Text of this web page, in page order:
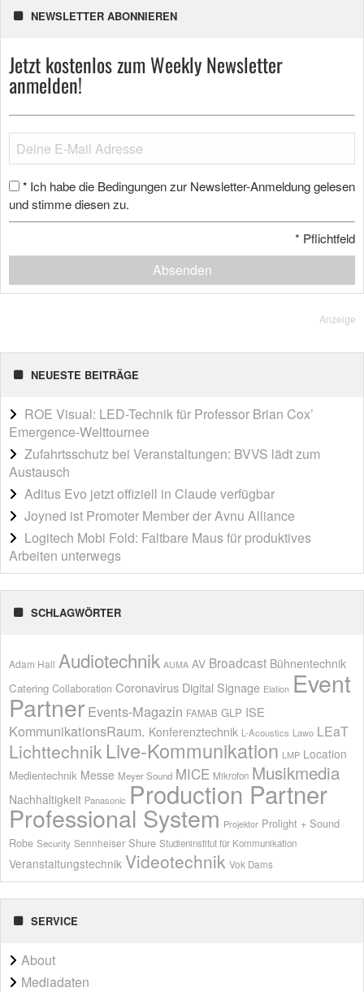
NEWSLETTER ABONNIEREN
Jetzt kostenlos zum Weekly Newsletter
anmelden!
* Ich habe die Bedingungen zur Newsletter-Anmeldung gelesen
und stimme diesen zu.
* Pflichtfeld
Absenden
Anzeige
NEUESTE BEITRÄGE
ROE Visual: LED-Technik für Professor Brian Cox’
Emergence-Welttournee
Zufahrtsschutz bei Veranstaltungen: BVVS lädt zum
Austausch
Aditus Evo jetzt offiziell in Claude verfügbar
Joyned ist Promoter Member der Avnu Alliance
Logitech Mobi Fold: Faltbare Maus für produktives
Arbeiten unterwegs
SCHLAGWÖRTER
Adam Hall Audiotechnik AUMA AV Broadcast Bühnentechnik
Catering Collaboration Coronavirus Digital Signage Elation Event
Partner Events-Magazin FAMAB GLP ISE
KommunikationsRaum. Konferenztechnik L-Acoustics Lawo LEaT
Lichttechnik Live-Kommunikation LMP Location
Medientechnik Messe Meyer Sound MICE Mikrofon Musikmedia
Nachhaltigkeit Panasonic Production Partner
Professional System Projektor Prolight + Sound
Robe Security Sennheiser Shure Studieninstitut für Kommunikation
Veranstaltungstechnik Videotechnik Vok Dams
SERVICE
About
Mediadaten